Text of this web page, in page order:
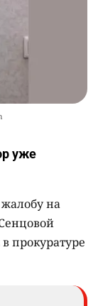
уже
на
прокуратуре